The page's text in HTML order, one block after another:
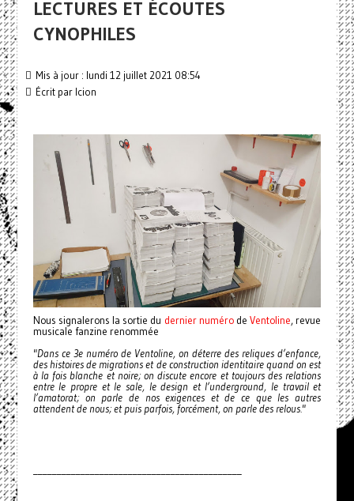
LECTURES ET ÉCOUTES
CYNOPHILES
Mis à jour : lundi 12 juillet 2021 08:54
Écrit par Icion
Nous signalerons la sortie du dernier numérodeVentoline, revue
musicale fanzine renommée
"Dans ce 3e numéro de Ventoline, on déterre des reliques d’enfance,
des histoires de migrations et de construction identitaire quand on est
à la fois blanche et noire; on discute encore et toujours des relations
entre le propre et le sale, le design et l’underground, le travail et
l’amatorat; on parle de nos exigences et de ce que les autres
attendent de nous; et puis parfois, forcément, on parle des relous."